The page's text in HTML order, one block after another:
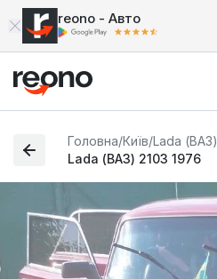
reono - Авто
Головна/Київ/Lada (ВАЗ)
Lada (ВАЗ) 2103 1976